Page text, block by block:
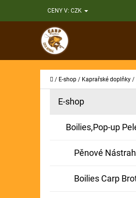
na
CENY V: CZK
Domů
/ E-shop / Kaprařské doplňky /
Přeskočit
E-shop
Boilies,Pop-up
Pěnové
Boilies Carp
O
Í
Zpět
do
obchodu
Zpět
do
obchodu